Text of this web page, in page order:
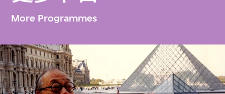
More Programmes